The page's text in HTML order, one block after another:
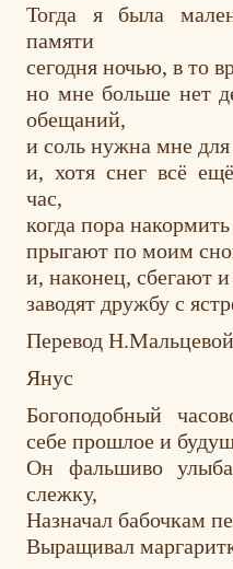
Тогда я была
памяти
сегодня ночью, в то
но мне больше нет
обещаний,
и соль нужна мне
и, хотя снег всё
час,
когда пора
прыгают по моим
и, наконец, сбегают
заводят дружбу с
Перевод Н.Мальцевой
Янус
Богоподобный
себе прошлое и
Он фальшиво
слежку,
Назначал бабочкам
Выращивал